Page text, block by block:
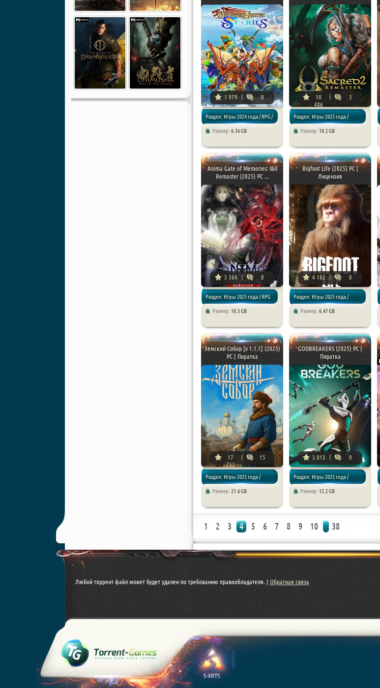
1 979 0
Раздел: Игры 2024 года / RPG /
Размер: 6.36 GB
10
486
3
Раздел: Игры 2025 года /
Размер: 18.2 GB
Anima Gate of Memories: I&II
Remaster (2025) PC ...
3 364 0
Раздел: Игры 2025 года / RPG
Размер: 10.3 GB
Bigfoot Life (2025) PC |
Лицензия
4 182 0
Раздел: Игры 2025 года /
Размер: 6.47 GB
Земский Собор [v 1.1.1] (2025)
PC | Пиратка
17
752
15
Раздел: Игры 2025 года /
Размер: 21.6 GB
GODBREAKERS (2025) PC |
Пиратка
3 013 0
Раздел: Игры 2025 года /
Размер: 12.2 GB
1 2 3 4 5 6 7 8 9 10 38
Любой торрент файл может будет удален по требованию правообладателя. |Обратная связь